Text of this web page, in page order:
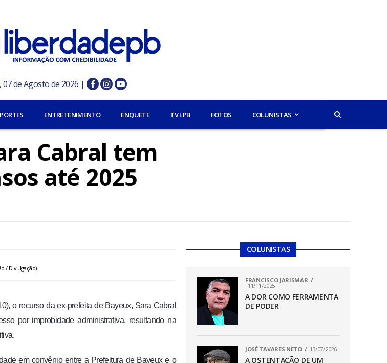
07 de Agosto de 2026 |
ENTRETENIMENTO ENQUETE TV LPB FOTOS COLUNISTAS
Cabral tem
até 2025
/ Divulgação)
o recurso da ex-prefeita de Bayeux, Sara Cabral
por improbidade administrativa, resultando na
em convênio entre a Prefeitura de Bayeux e o
COLUNISTAS
FRANCISCO JARISMAR
11/11/2025
A DOR COMO FERRAMENTA
DE PODER
JOSÉ TAVARES NETO 13/07/2026
A OSTENTAÇÃO DE UM